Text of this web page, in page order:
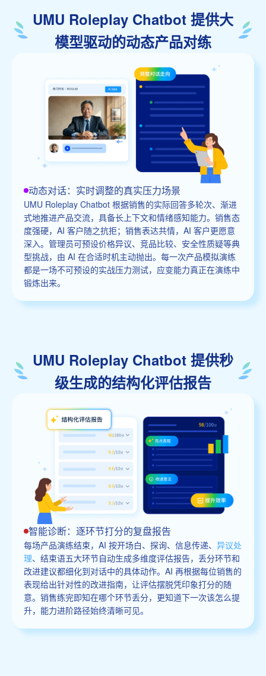
UMU Roleplay Chatbot 提供大
模型驱动的动态产品对练
动态对话：实时调整的真实压力场景
UMU Roleplay Chatbot 根据销售的实际回答多轮次、渐进
式地推进产品交流，具备长上下文和情绪感知能力。销售态
度强硬，AI 客户随之抗拒；销售表达共情，AI 客户更愿意
深入。管理员可预设价格异议、竞品比较、安全性质疑等典
型挑战，由 AI 在合适时机主动抛出。每一次产品模拟演练
都是一场不可预设的实战压力测试，应变能力真正在演练中
锻炼出来。
UMU Roleplay Chatbot 提供秒
级生成的结构化评估报告
智能诊断：逐环节打分的复盘报告
每场产品演练结束，AI 按开场白、探询、信息传递、 异议处
理、结束语五大环节自动生成多维度评估报告，丢分环节和
改进建议都细化到对话中的具体动作。AI 再根据每位销售的
表现给出针对性的改进指南，让评估摆脱凭印象打分的随
意。销售练完即知在哪个环节丢分，更知道下一次该怎么提
升，能力进阶路径始终清晰可见。